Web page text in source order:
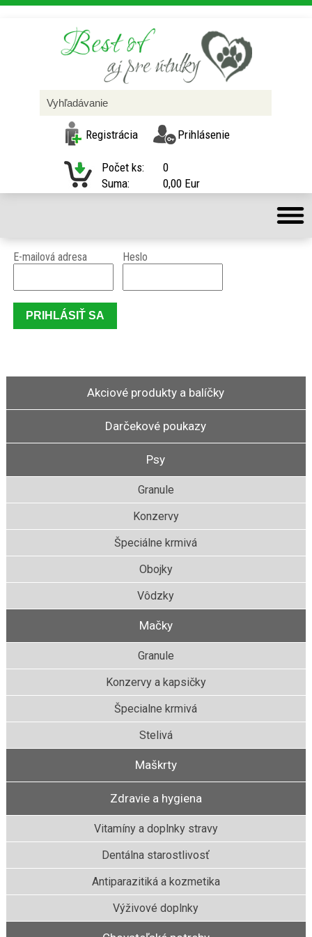
Registrácia Prihlásenie
Počet ks:
0
Suma:
0,00 Eur
E-mailová adresa Heslo
Akciové produkty a balíčky
Darčekové poukazy
Psy
Granule
Konzervy
Špeciálne krmivá
Obojky
Vôdzky
Mačky
Granule
Konzervy a kapsičky
Špecialne krmivá
Stelivá
Maškrty
Zdravie a hygiena
Vitamíny a doplnky stravy
Dentálna starostlivosť
Antiparazitiká a kozmetika
Výživové doplnky